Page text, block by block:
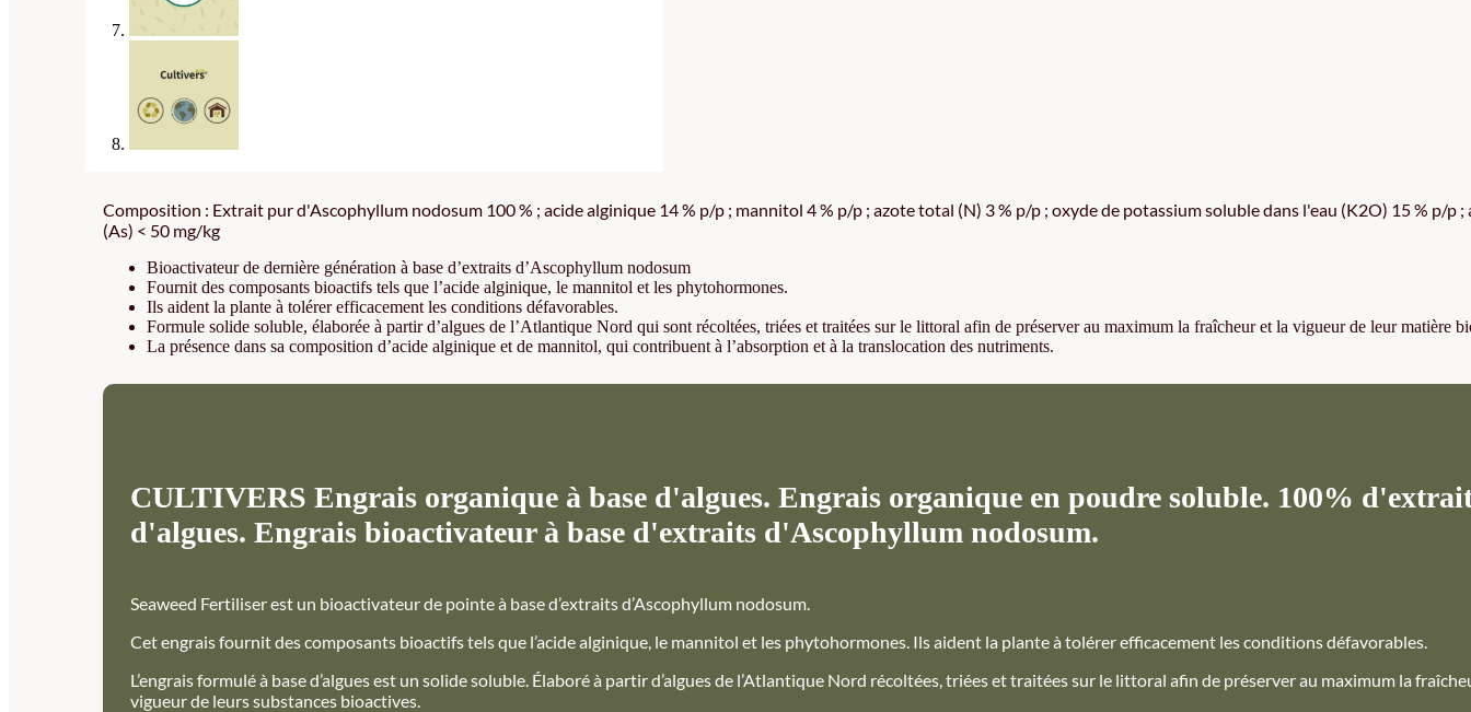
Composition : Extrait pur d'Ascophyllum nodosum 100 % ; acide alginique 14 % p/p ; mannitol 4 % p/p ; azote total (N) 3 % p/p ; oxyde de potassium soluble dans l'eau (K2O) 15 % p/p ;
(As) < 50 mg/kg
Bioactivateur de dernière génération à base d’extraits d’Ascophyllum nodosum
Fournit des composants bioactifs tels que l’acide alginique, le mannitol et les phytohormones.
Ils aident la plante à tolérer efficacement les conditions défavorables.
Formule solide soluble, élaborée à partir d’algues de l’Atlantique Nord qui sont récoltées, triées et traitées sur le littoral afin de préserver au maximum la fraîcheur et la vigueur de leur matière
La présence dans sa composition d’acide alginique et de mannitol, qui contribuent à l’absorption et à la translocation des nutriments.
CULTIVERS Engrais organique à base d'algues. Engrais organique en poudre soluble. 100%
d'algues. Engrais bioactivateur à base d'extraits d'Ascophyllum nodosum.
Seaweed Fertiliser est un bioactivateur de pointe à base d’extraits d’Ascophyllum nodosum.
Cet engrais fournit des composants bioactifs tels que l’acide alginique, le mannitol et les phytohormones. Ils aident la plante à tolérer efficacement les conditions défavorables.
L’engrais formulé à base d’algues est un solide soluble. Élaboré à partir d’algues de l’Atlantique Nord récoltées, triées et traitées sur le littoral afin de préserver au maximum la
vigueur de leurs substances bioactives.